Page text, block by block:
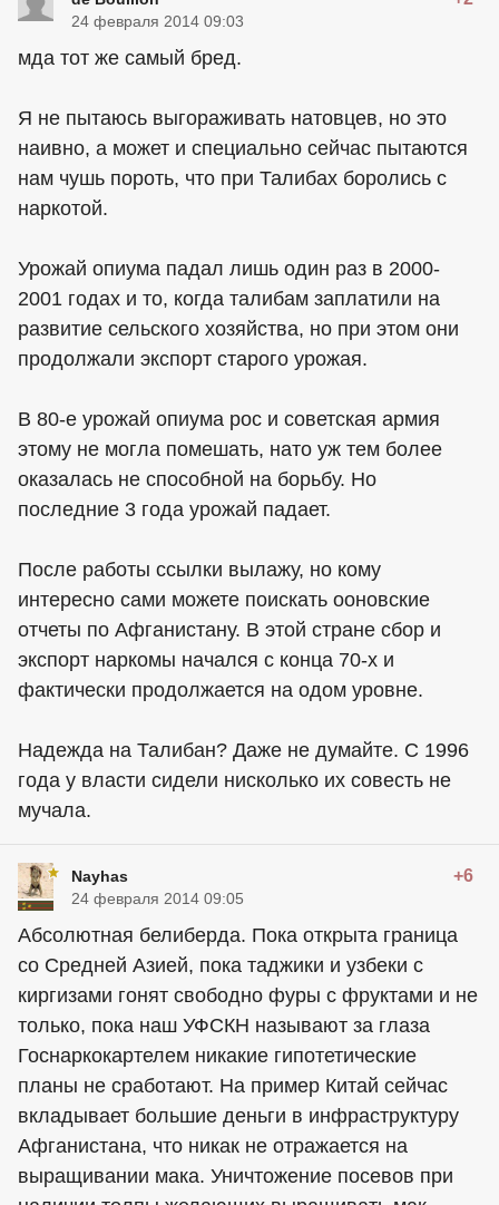
24 февраля 2014 09:03
мда тот же самый бред.
Я не пытаюсь выгораживать натовцев, но это
наивно, а может и специально сейчас пытаются
нам чушь пороть, что при Талибах боролись с
наркотой.
Урожай опиума падал лишь один раз в 2000-
2001 годах и то, когда талибам заплатили на
развитие сельского хозяйства, но при этом они
продолжали экспорт старого урожая.
В 80-е урожай опиума рос и советская армия
этому не могла помешать, нато уж тем более
оказалась не способной на борьбу. Но
последние 3 года урожай падает.
После работы ссылки вылажу, но кому
интересно сами можете поискать ооновские
отчеты по Афганистану. В этой стране сбор и
экспорт наркомы начался с конца 70-х и
фактически продолжается на одом уровне.
Надежда на Талибан? Даже не думайте. С 1996
года у власти сидели нисколько их совесть не
мучала.
Nayhas +6
24 февраля 2014 09:05
Абсолютная белиберда. Пока открыта граница
со Средней Азией, пока таджики и узбеки с
киргизами гонят свободно фуры с фруктами и не
только, пока наш УФСКН называют за глаза
Госнаркокартелем никакие гипотетические
планы не сработают. На пример Китай сейчас
вкладывает большие деньги в инфраструктуру
Афганистана, что никак не отражается на
выращивании мака. Уничтожение посевов при